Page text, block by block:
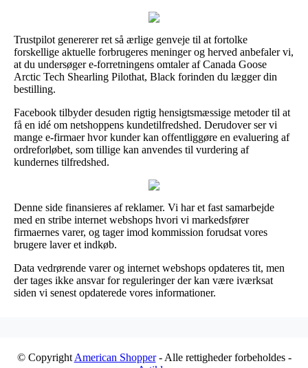
Trustpilot genererer ret så ærlige genveje til at fortolke
forskellige aktuelle forbrugeres meninger og herved anbefaler vi,
at du undersøger e-forretningens omtaler af Canada Goose
Arctic Tech Shearling Pilothat, Black forinden du lægger din
bestilling.
Facebook tilbyder desuden rigtig hensigtsmæssige metoder til at
få en idé om netshoppens kundetilfredshed. Derudover ser vi
mange e-firmaer hvor kunder kan offentliggøre en evaluering af
ordreforløbet, som tillige kan anvendes til vurdering af
kundernes tilfredshed.
Denne side finansieres af reklamer. Vi har et fast samarbejde
med en stribe internet webshops hvori vi markedsfører
firmaernes varer, og tager imod kommission forudsat vores
brugere laver et indkøb.
Data vedrørende varer og internet webshops opdateres tit, men
der tages ikke ansvar for reguleringer der kan være iværksat
siden vi senest opdaterede vores informationer.
© Copyright American Shopper- Alle rettigheder forbeholdes -